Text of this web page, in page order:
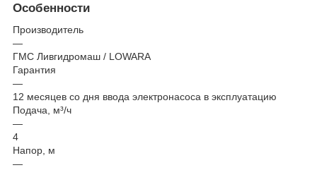
Особенности
Производитель
—
ГМС Ливгидромаш / LOWARA
Гарантия
—
12 месяцев со дня ввода электронасоса в эксплуатацию
Подача, м³/ч
—
4
Напор, м
—